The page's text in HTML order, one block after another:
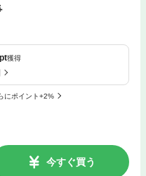
pt獲得
にポイント+2%
今すぐ買う